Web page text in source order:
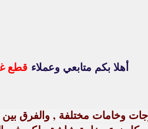
أهلا بكم متابعي وعملاء قطع
وخامات مختلفة , والفرق